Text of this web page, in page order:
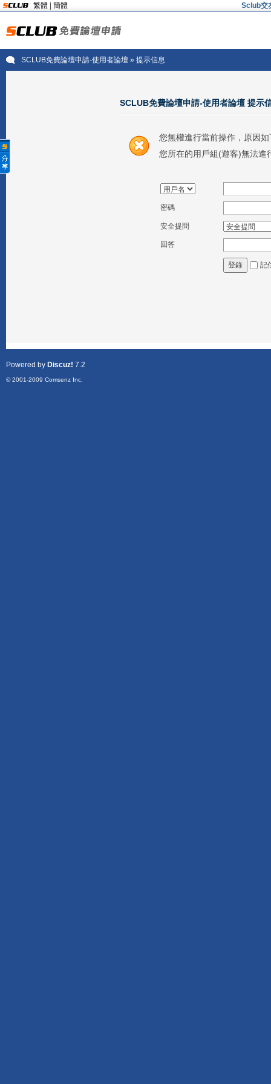
繁體 簡體 Sclub交
SCLUB免費論壇申請-使用者論壇» 提示信息
SCLUB免費論壇申請-使用者論壇 提示
您無權進行當前操作，原因如
您所在的用戶組(遊客)無法進
密碼
安全提問
回答
登錄 記
Powered by Discuz! 7.2
© 2001-2009 Comsenz Inc.